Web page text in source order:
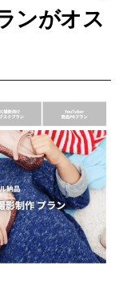
ンがオス